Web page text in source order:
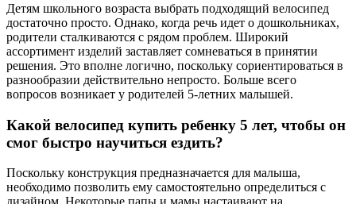
Детям школьного возраста выбрать подходящий велосипед
достаточно просто. Однако, когда речь идет о дошкольниках,
родители сталкиваются с рядом проблем. Широкий
ассортимент изделий заставляет сомневаться в принятии
решения. Это вполне логично, поскольку сориентироваться в
разнообразии действительно непросто. Больше всего
вопросов возникает у родителей 5-летних малышей.
Какой велосипед купить ребенку 5 лет, чтобы он
смог быстро научиться ездить?
Поскольку конструкция предназначается для малыша,
необходимо позволить ему самостоятельно определиться с